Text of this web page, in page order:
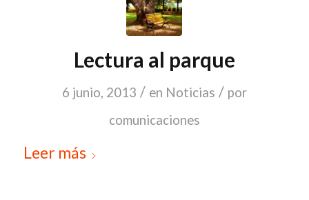
Lectura al parque
6 junio, 2013 / en Noticias / por
comunicaciones
Leer más